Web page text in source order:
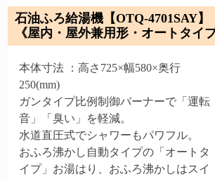
石油ふろ給湯機【OTQ-4701SAY】
《屋内・屋外兼用形・オートタイプ
本体寸法 ：高さ725×幅580×奥行
250(mm)
ガンタイプ比例制御バーナーで「運転
音」「臭い」を軽減。
水道直圧式でシャワーもパワフル。
おふろ沸かし自動タイプの「オートタ
イプ」お湯はり、おふろ沸かしはスイ